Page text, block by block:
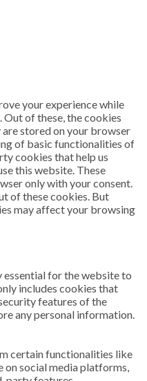
your experience while
of these, the cookies
stored on your browser
of basic functionalities of
cookies that help us
this website. These
only with your consent.
of these cookies. But
may affect your browsing
essential for the website to
includes cookies that
features of the
any personal information.
certain functionalities like
on social media platforms,